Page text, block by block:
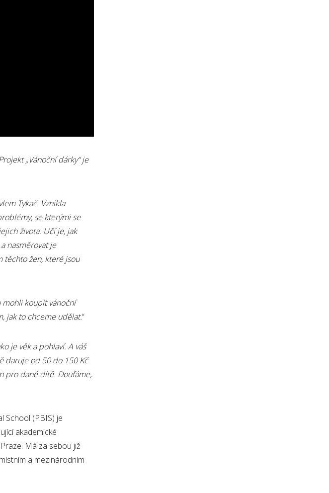
„Vánoční dárky“ je
Tykač. Vznikla
se kterými se
života. Učí je, jak
nasměrovat je
těchto žen, které jsou
mohli koupit vánoční
jak to chceme udělat.“
je věk a pohlaví. A váš
daruje od 50 do 150 Kč
pro dané dítě. Doufáme,
School (PBIS) je
akademické
Má za sebou již
a mezinárodním